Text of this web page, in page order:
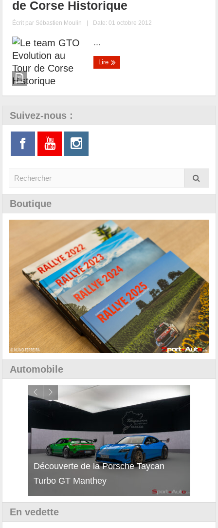
de Corse Historique
Écrit par Sébastien Moulin | Date: 01 octobre 2012
...
Lire
Suivez-nous :
Boutique
Automobile
Découverte de la Porsche Taycan
Turbo GT Manthey
En vedette